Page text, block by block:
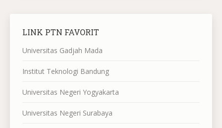
LINK PTN FAVORIT
Universitas Gadjah Mada
Institut Teknologi Bandung
Universitas Negeri Yogyakarta
Universitas Negeri Surabaya